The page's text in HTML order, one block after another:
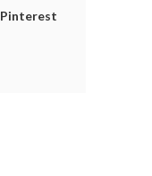
Pinterest